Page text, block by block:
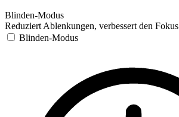
Blinden-Modus
Reduziert Ablenkungen, verbessert den Fokus
Blinden-Modus